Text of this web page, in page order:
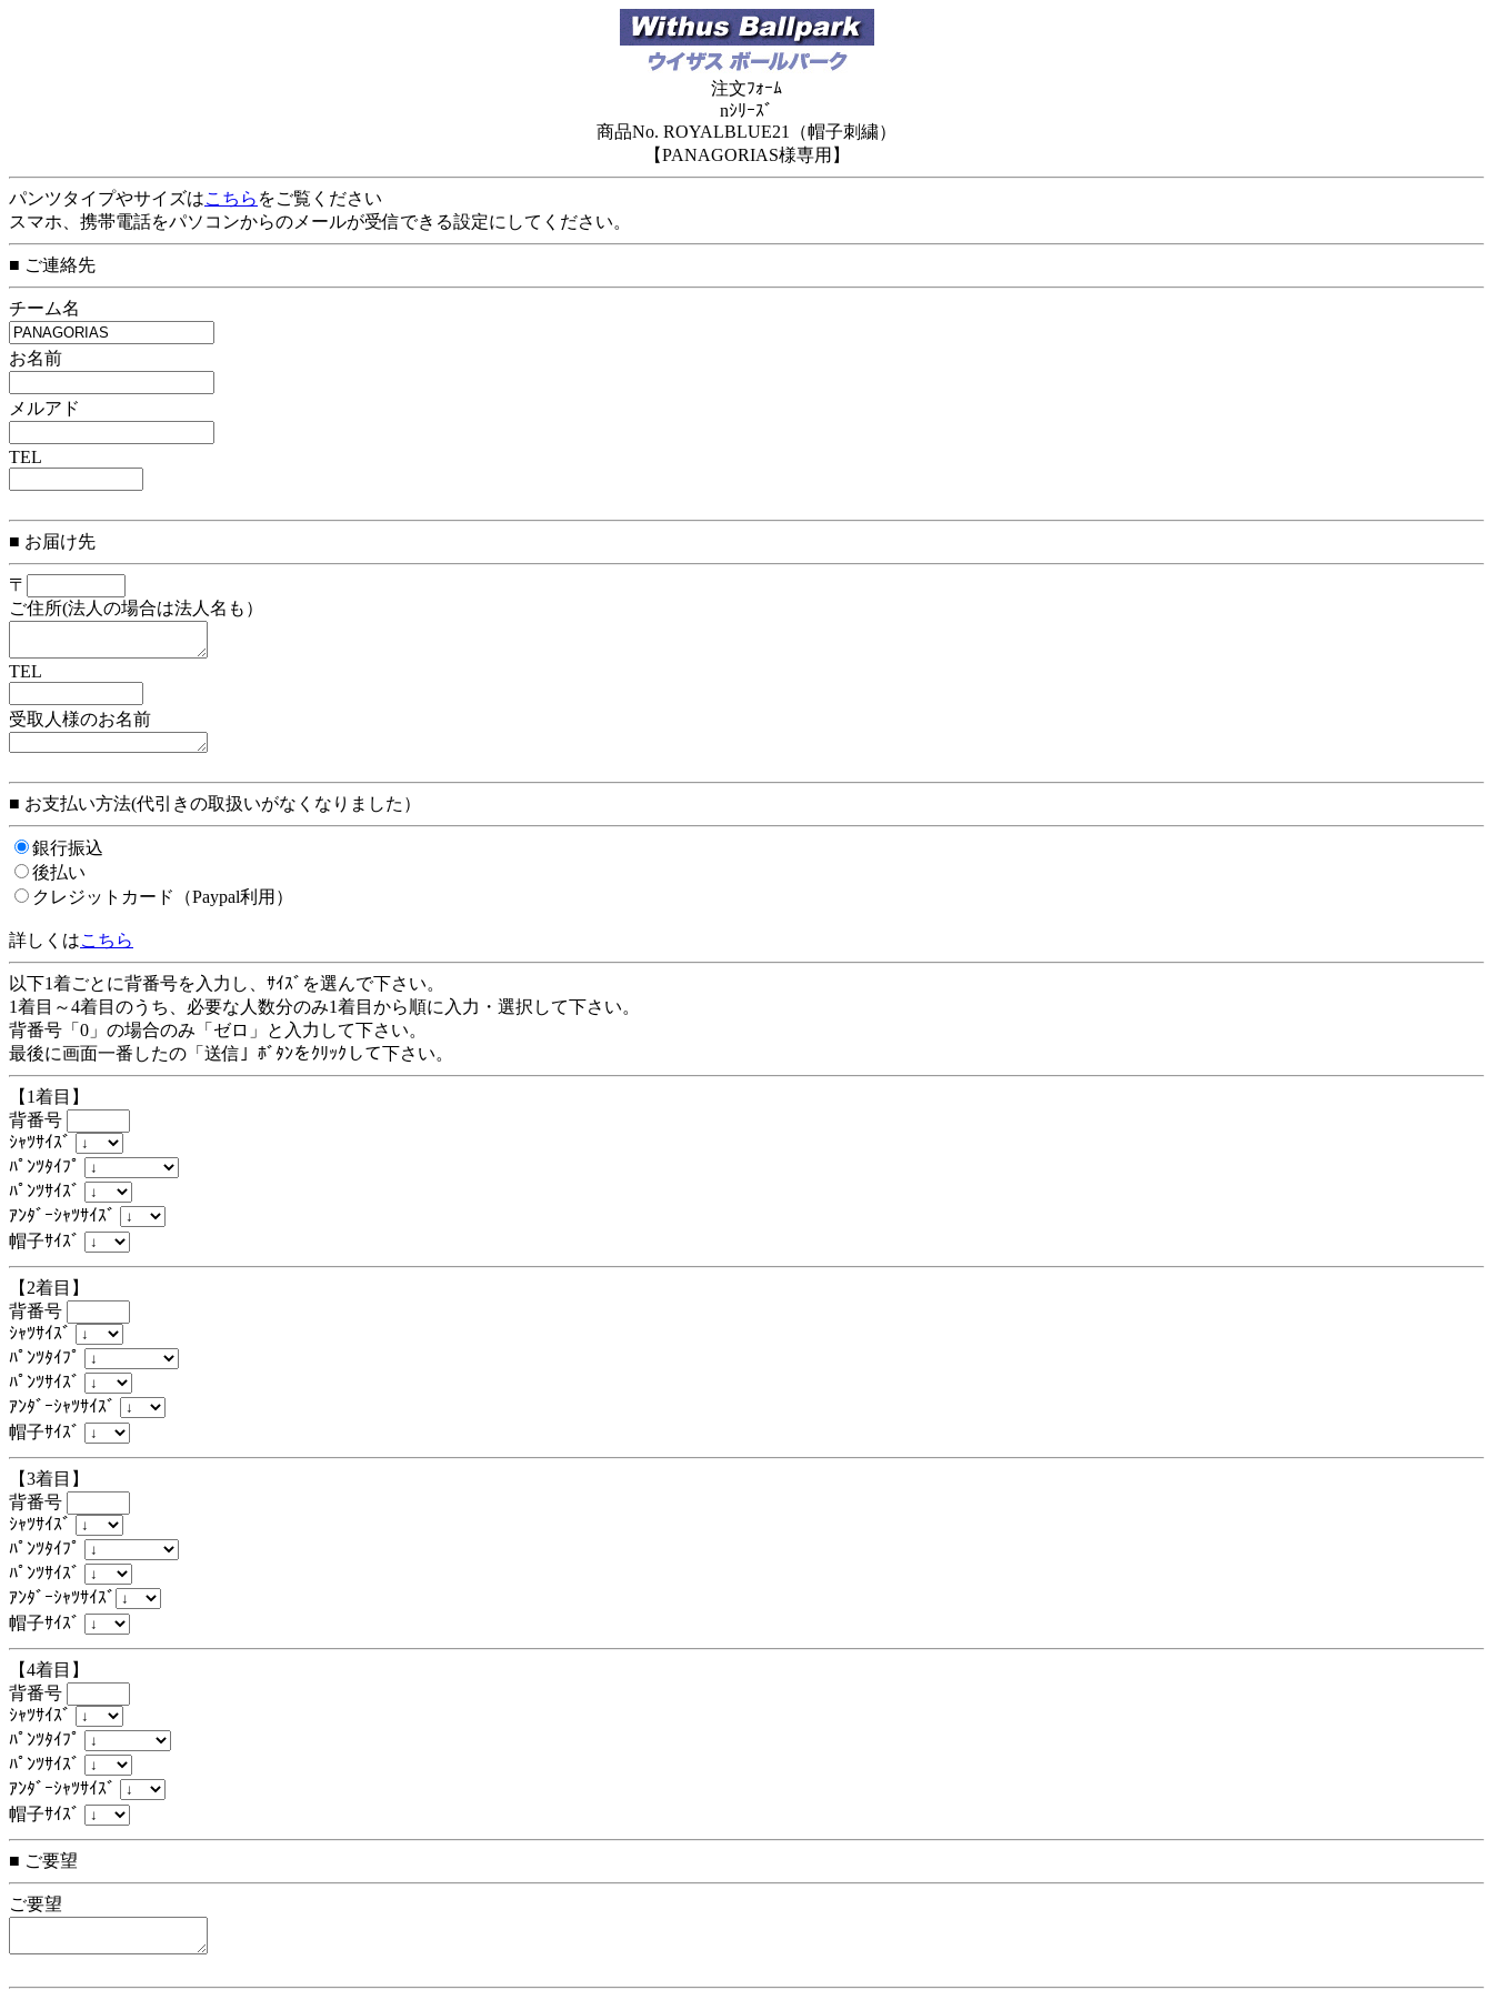
注文ﾌｫｰﾑ
nｼﾘｰｽﾞ
商品No. ROYALBLUE21（帽子刺繍）
【PANAGORIAS様専用】
パンツタイプやサイズはこちら をご覧ください
スマホ、携帯電話をパソコンからのメールが受信できる設定にしてください。
■ ご連絡先
チーム名
お名前
メルアド
TEL
■ お届け先
〒
ご住所(法人の場合は法人名も）
TEL
受取人様のお名前
■ お支払い方法(代引きの取扱いがなくなりました）
銀行振込
後払い
クレジットカード（Paypal利用）
詳しくはこちら
以下1着ごとに背番号を入力し、ｻｲｽﾞを選んで下さい。
1着目～4着目のうち、必要な人数分のみ1着目から順に入力・選択して下さい。
背番号「0」の場合のみ「ゼロ」と入力して下さい。
最後に画面一番したの「送信」ﾎﾞﾀﾝをｸﾘｯｸして下さい。
【1着目】
背番号
ｼｬﾂｻｲｽﾞ
ﾊﾟﾝﾂﾀｲﾌﾟ
ﾊﾟﾝﾂｻｲｽﾞ
ｱﾝﾀﾞｰｼｬﾂｻｲｽﾞ
帽子ｻｲｽﾞ
【2着目】
背番号
ｼｬﾂｻｲｽﾞ
ﾊﾟﾝﾂﾀｲﾌﾟ
ﾊﾟﾝﾂｻｲｽﾞ
ｱﾝﾀﾞｰｼｬﾂｻｲｽﾞ
帽子ｻｲｽﾞ
【3着目】
背番号
ｼｬﾂｻｲｽﾞ
ﾊﾟﾝﾂﾀｲﾌﾟ
ﾊﾟﾝﾂｻｲｽﾞ
ｱﾝﾀﾞｰｼｬﾂｻｲｽﾞ
帽子ｻｲｽﾞ
【4着目】
背番号
ｼｬﾂｻｲｽﾞ
ﾊﾟﾝﾂﾀｲﾌﾟ
ﾊﾟﾝﾂｻｲｽﾞ
ｱﾝﾀﾞｰｼｬﾂｻｲｽﾞ
帽子ｻｲｽﾞ
■ ご要望
ご要望